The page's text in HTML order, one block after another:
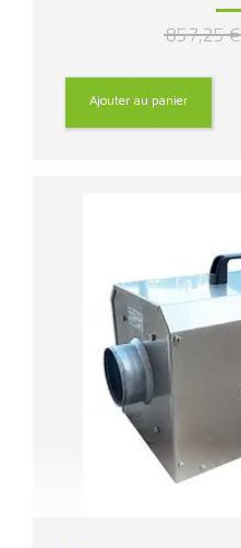
857,25€
Ajouter au panier